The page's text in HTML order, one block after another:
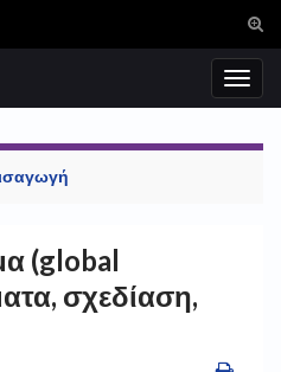
(global
σχεδίαση,